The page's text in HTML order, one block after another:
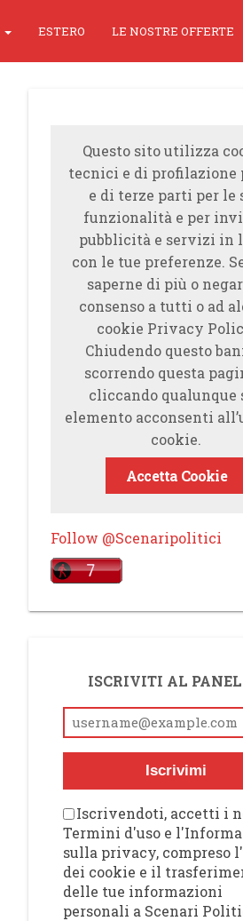
ESTERO LE NOSTRE OFFERTE
Questo sito utilizza
tecnici e di profilazione
e di terze parti per le
funzionalità e per
pubblicità e servizi in
con le tue preferenze.
saperne di più o
consenso a tutti o ad
cookie Privacy
Chiudendo questo
scorrendo questa
cliccando qualunque
elemento acconsenti
cookie.
Accetta Cookie
Follow @Scenaripolitici
ISCRIVITI AL PANEL
Iscrivimi
Iscrivendoti, accetti i
Termini d'uso e
sulla privacy, compreso
dei cookie e il
delle tue informazioni
personali a Scenari